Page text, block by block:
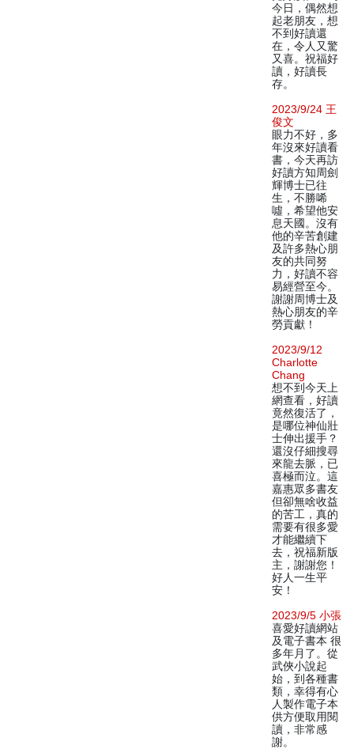
今日，偶然想
起老朋友，想
不到好讀還
在，令人又驚
又喜。祝福好
讀，好讀長
存。
2023/9/24 王
俊文
眼力不好，多
年沒來好讀看
書，今天再訪
好讀方知周劍
輝博士已往
生，不勝唏
噓，希望他安
息天國。沒有
他的辛苦創建
及許多熱心朋
友的共同努
力，好讀不容
易經營至今。
謝謝周博士及
熱心朋友的辛
勞貢獻！
2023/9/12
Charlotte
Chang
想不到今天上
網查看，好讀
竟然復活了，
是哪位神仙壯
士伸出援手？
還沒仔細搜尋
來龍去脈，已
喜極而泣。這
嘉惠眾多書友
但卻無啥收益
的苦工，真的
需要有很多愛
才能繼續下
去，祝福新版
主，謝謝您！
好人一生平
安！
2023/9/5 小張
喜愛好讀網站
及電子書本 很
多年月了。從
武俠小說起
始，到各種書
類，幸得有心
人製作電子本
供方便取用閱
讀，非常感
謝。